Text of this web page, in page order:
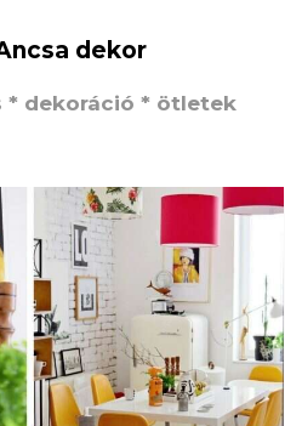
dekor
* dekoráció * ötletek